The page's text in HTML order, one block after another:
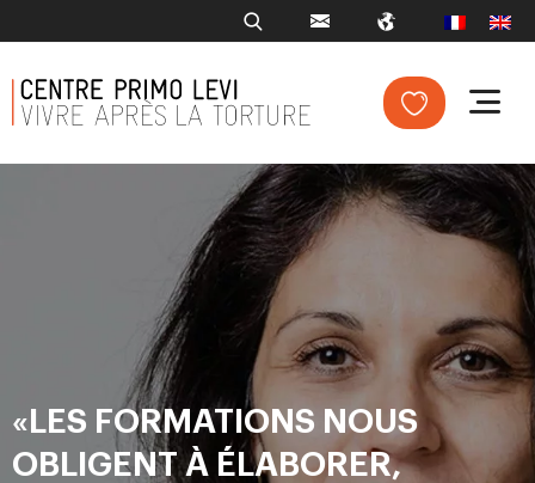
«LES FORMATIONS NOUS
OBLIGENT À ÉLABORER,